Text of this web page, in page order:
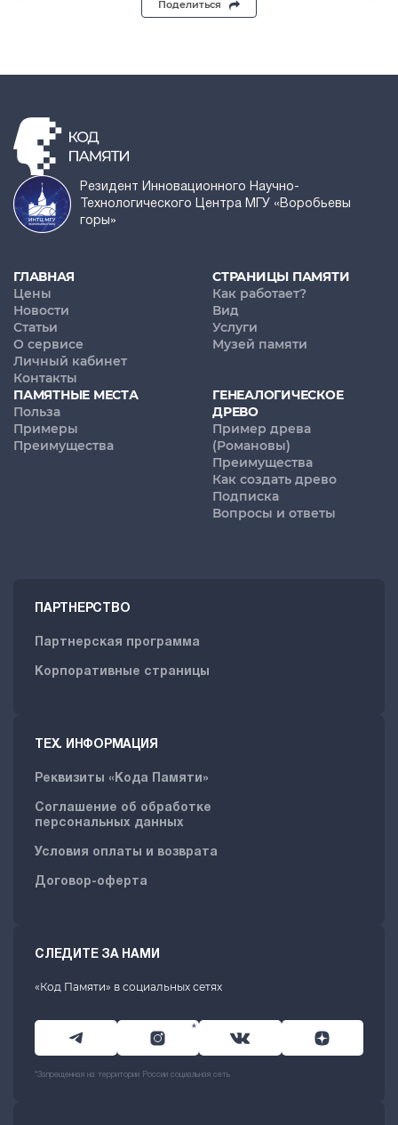
Поделиться
Резидент Инновационного Научно-
Технологического Центра МГУ «Воробьевы
горы»
ГЛАВНАЯ
Цены
Новости
Статьи
О сервисе
Личный кабинет
Контакты
СТРАНИЦЫ ПАМЯТИ
Как работает?
Вид
Услуги
Музей памяти
ПАМЯТНЫЕ МЕСТА
Польза
Примеры
Преимущества
ГЕНЕАЛОГИЧЕСКОЕ
ДРЕВО
Пример древа
(Романовы)
Преимущества
Как создать древо
Подписка
Вопросы и ответы
ПАРТНЕРСТВО
Партнерская программа
Корпоративные страницы
ТЕХ. ИНФОРМАЦИЯ
Реквизиты «Кода Памяти»
Соглашение об обработке
персональных данных
Условия оплаты и возврата
Договор-оферта
СЛЕДИТЕ ЗА НАМИ
«Код Памяти» в социальных сетях
*
*Запрещенная на территории России социальная сеть